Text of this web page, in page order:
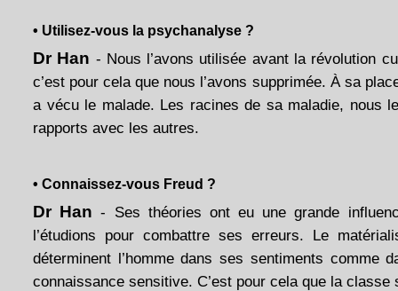
• Utilisez-vous la psychanalyse ?
Dr Han - Nous l’avons utilisée avant la révolution
c’est pour cela que nous l’avons supprimée. À sa
a vécu le malade. Les racines de sa maladie, nous
rapports avec les autres.
• Connaissez-vous Freud ?
Dr Han - Ses théories ont eu une grande
l’étudions pour combattre ses erreurs. Le
déterminent l’homme dans ses sentiments
connaissance sensitive. C’est pour cela que la